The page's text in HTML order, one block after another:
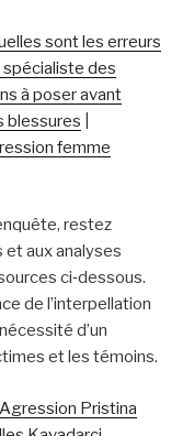
sont les erreurs
spécialiste des
à poser avant
blessures
femme
restez
aux analyses
ci‑dessous.
de l’interpellation
d’un
et les témoins.
Agression Pristina